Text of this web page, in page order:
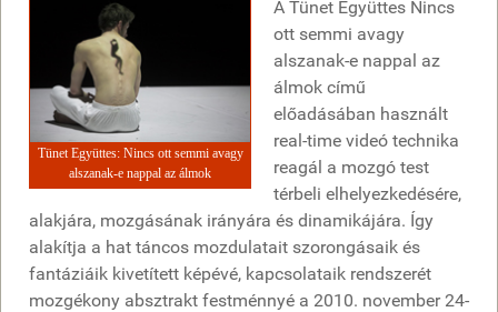
Tünet Együttes: Nincs ott semmi avagy
alszanak-e nappal az álmok
A Tünet Együttes Nincs
ott semmi avagy
alszanak-e nappal az
álmok című
előadásában használt
real-time videó technika
reagál a mozgó test
térbeli elhelyezkedésére,
alakjára, mozgásának irányára és dinamikájára. Így
alakítja a hat táncos mozdulatait szorongásaik és
fantáziáik kivetített képévé, kapcsolataik rendszerét
mozgékony absztrakt festménnyé a 2010. november 24-